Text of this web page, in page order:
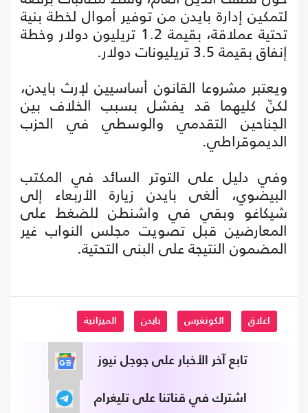
لتمكين إدارة بايدن من توفير أموال لخطة بنية
تحتية عملاقة، بقيمة 1.2 تريليون دولار وخطة
إنفاق بقيمة 3.5 تريليونات دولار.
ويعتبر مشروعا القانون أساسيين لإرث بايدن،
لكنّ كليهما قد يفشل بسبب الخلاف بين
الجناحين التقدمي والوسطي في الحزب
الديموقراطي.
وفي دليل على التوتر السائد في المكتب
البيضوي، ألغى بايدن زيارة الأربعاء إلى
شيكاغو وبقي في واشنطن للضغط على
المعارضين قبل تصويت مجلس النواب غير
المضمون النتيجة على البنى التحتية.
اغلاق الكونغرس بايدن الميزانية
تابع آخر الأخبار على جوجل نيوز
اشترك في قناتنا على تليغرام